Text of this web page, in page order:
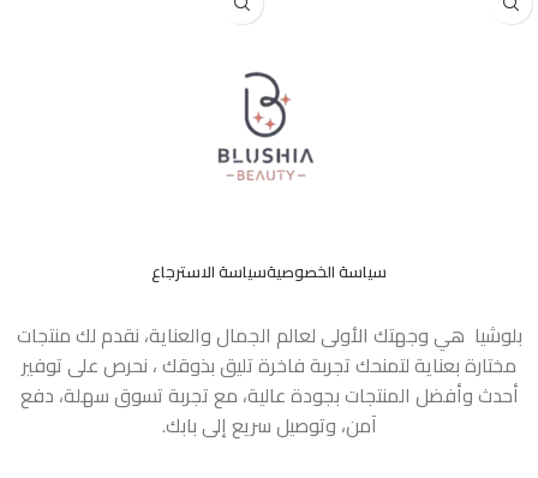
سياسة الخصوصيةسياسة الاسترجاع
بلوشيا هي وجهتك الأولى لعالم الجمال والعناية، نقدم لك منتجات
مختارة بعناية لتمنحك تجربة فاخرة تليق بذوقك ، نحرص على توفير
أحدث وأفضل المنتجات بجودة عالية، مع تجربة تسوق سهلة، دفع
آمن، وتوصيل سريع إلى بابك.